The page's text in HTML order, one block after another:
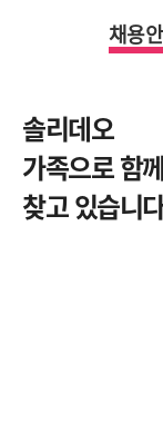
채용
솔리데오
가족으로 함
찾고 있습니